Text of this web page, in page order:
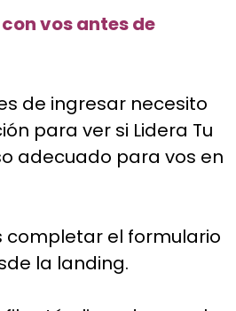
vos antes de
de ingresar necesito
para ver si Lidera Tu
adecuado para vos en
completar el formulario
la landing.